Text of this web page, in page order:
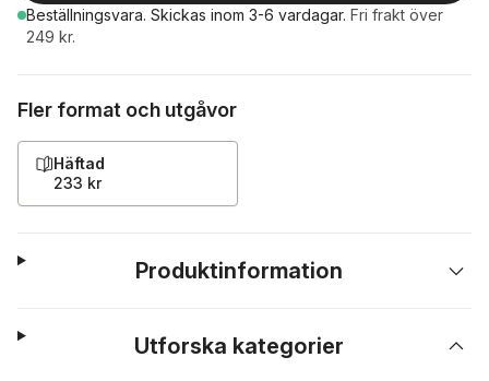
Beställningsvara. Skickas inom 3-6 vardagar. Fri frakt över
249 kr.
Fler format och utgåvor
Häftad
233 kr
Produktinformation
Utforska kategorier